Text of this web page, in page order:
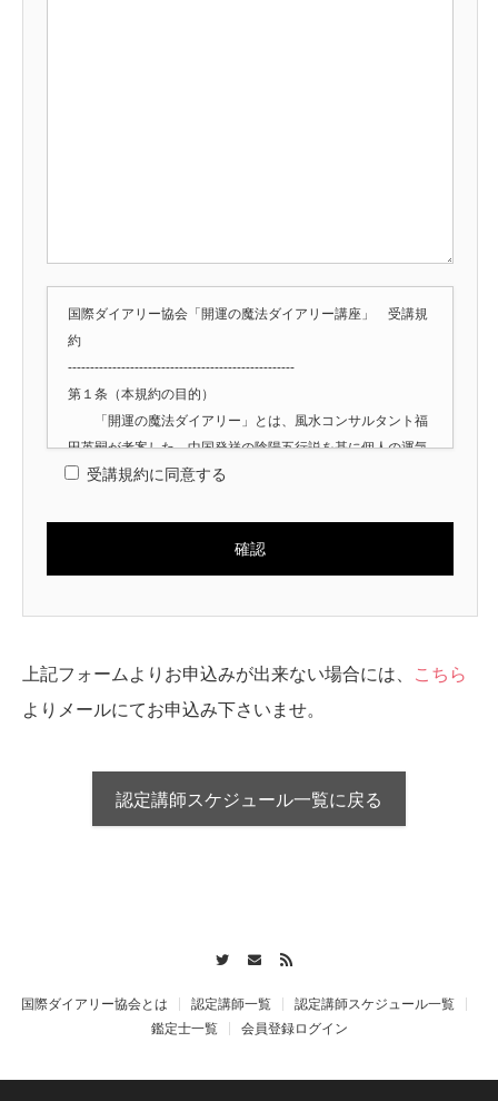
国際ダイアリー協会「開運の魔法ダイアリー講座」 受講規
約
---------------------------------------------------
第１条（本規約の目的）
「開運の魔法ダイアリー」とは、風水コンサルタント福
田英嗣が考案した、中国発祥の陰陽五行説を基に個人の運気
の吉凶をバイオリズム化したカレンダー（暦）であり、本規
める国際ダイアリー協会（以下、「当協会」という。）が主
催する講座及び当協会が認定する講師（以下、「認定講師」
という。）が開催する講座（以下、併せて「本講座」とい
本講座の種類は、以下のとおりとする。
（１）「開運の魔法ダイアリー」鑑定士講座
（２）「開運の魔法ダイアリー」認定講師育成講座
鑑定士講座は、当協会本部（代表及び副代表）及び認定講師
が当協会の承諾を得て主催する。
もって第三者を鑑定することはできないものとする。
認定講師育成講座は、当協会本部のみが主催する。
２ 認定講師育成講座は、鑑定士講座の修了者で当協会の会
受講規約に同意する
上記フォームよりお申込みが出来ない場合には、 こちら
よりメールにてお申込み下さいませ。
認定講師スケジュール一覧に戻る
国際ダイアリー協会とは 認定講師一覧
認定講師スケジュール一覧
鑑定士一覧
会員登録ログイン